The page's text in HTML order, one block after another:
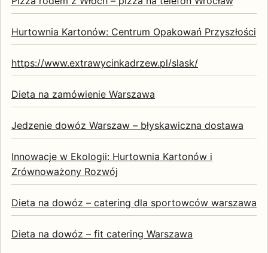
Hurtownia Kartonów: Centrum Opakowań Przyszłości
https://www.extrawycinkadrzew.pl/slask/
Dieta na zamówienie Warszawa
Jedzenie dowóz Warszaw – błyskawiczna dostawa
Innowacje w Ekologii: Hurtownia Kartonów i
Zrównoważony Rozwój
Dieta na dowóz – catering dla sportowców warszawa
Dieta na dowóz – fit catering Warszawa